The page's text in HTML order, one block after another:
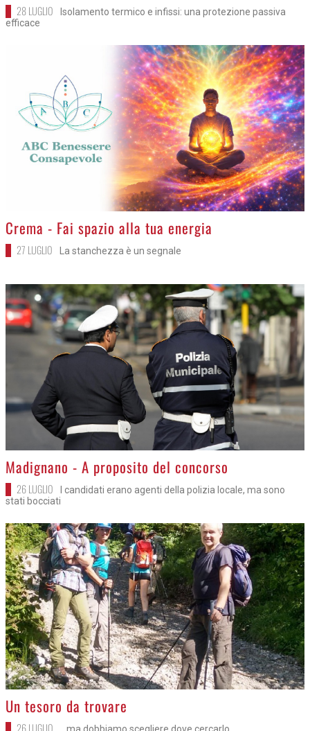
28 LUGLIO
Isolamento termico e infissi: una protezione passiva
efficace
>
Crema - Fai spazio alla tua energia
27 LUGLIO La stanchezza è un segnale
>Madignano - A proposito del concorso
26 LUGLIO
I candidati erano agenti della polizia locale, ma sono
stati bocciati
>Un tesoro da trovare
26 LUGLIO ...ma dobbiamo scegliere dove cercarlo